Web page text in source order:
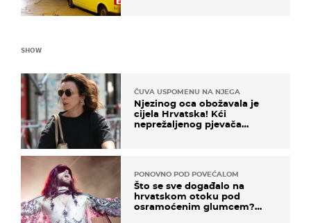
SHOW
ČUVA USPOMENU NA NJEGA
Njezinog oca obožavala je
cijela Hrvatska! Kći
neprežaljenog pjevača
PONOVNO POD POVEĆALOM
Što se sve događalo na
hrvatskom otoku pod
osramoćenim glumcem?